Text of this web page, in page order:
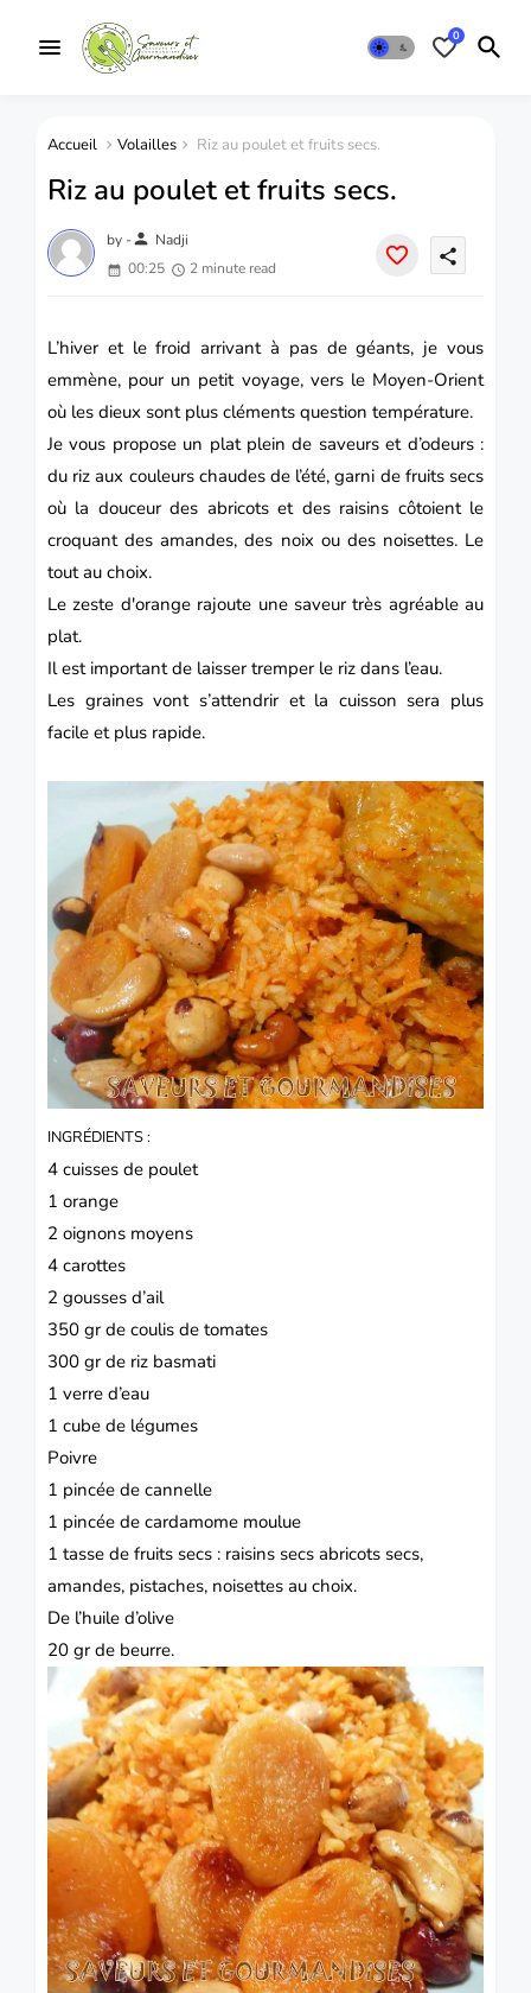
0
Accueil Volailles Riz au poulet et fruits secs.
Riz au poulet et fruits secs.
by -person Nadji
00:25
2 minute read
share
L’hiver et le froid arrivant à pas de géants, je vous
emmène, pour un petit voyage, vers le Moyen-Orient
où les dieux sont plus cléments question température.
Je vous propose un plat plein de saveurs et d’odeurs :
du riz aux couleurs chaudes de l’été, garni de fruits secs
où la douceur des abricots et des raisins côtoient le
croquant des amandes, des noix ou des noisettes. Le
tout au choix.
Le zeste d'orange rajoute une saveur très agréable au
plat.
Il est important de laisser tremper le riz dans l’eau.
Les graines vont s’attendrir et la cuisson sera plus
facile et plus rapide.
INGRÉDIENTS :
4 cuisses de poulet
1 orange
2 oignons moyens
4 carottes
2 gousses d’ail
350 gr de coulis de tomates
300 gr de riz basmati
1 verre d’eau
1 cube de légumes
Poivre
1 pincée de cannelle
1 pincée de cardamome moulue
1 tasse de fruits secs : raisins secs abricots secs,
amandes, pistaches, noisettes au choix.
De l’huile d’olive
20 gr de beurre.